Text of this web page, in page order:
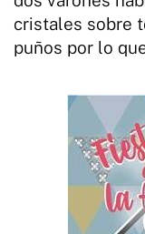
cristales sobre
puños por lo